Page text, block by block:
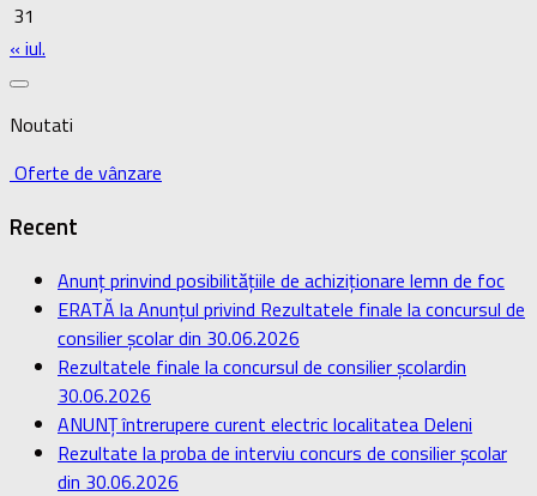
31
« iul.
Noutati
Oferte de vânzare
Recent
Anunț prinvind posibilitățiile de achiziționare lemn de foc
ERATĂ la Anunțul privind Rezultatele finale la concursul de
consilier școlar din 30.06.2026
Rezultatele finale la concursul de consilier școlardin
30.06.2026
ANUNȚ întrerupere curent electric localitatea Deleni
Rezultate la proba de interviu concurs de consilier școlar
din 30.06.2026